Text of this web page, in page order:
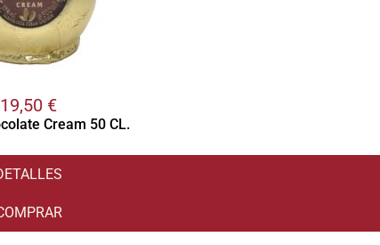
19,50 €
Cream 50 CL.